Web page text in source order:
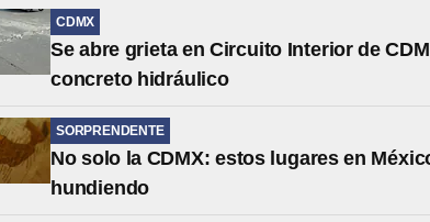
CDMX
Se abre grieta en Circuito Interior de
concreto hidráulico
SORPRENDENTE
No solo la CDMX: estos lugares en
hundiendo